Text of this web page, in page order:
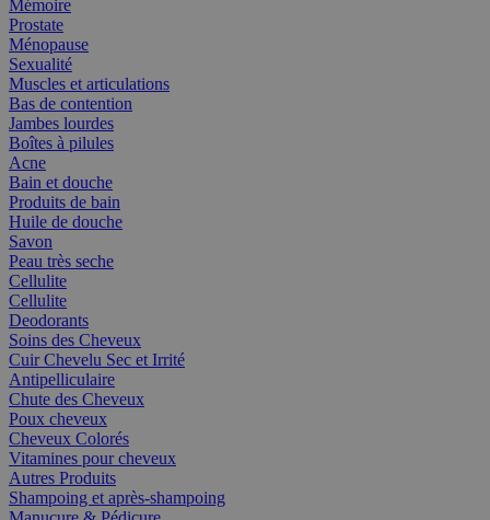
Mémoire
Prostate
Ménopause
Sexualité
Muscles et articulations
Bas de contention
Jambes lourdes
Boîtes à pilules
Acne
Bain et douche
Produits de bain
Huile de douche
Savon
Peau très seche
Cellulite
Cellulite
Deodorants
Soins des Cheveux
Cuir Chevelu Sec et Irrité
Antipelliculaire
Chute des Cheveux
Poux cheveux
Cheveux Colorés
Vitamines pour cheveux
Autres Produits
Shampoing et après-shampoing